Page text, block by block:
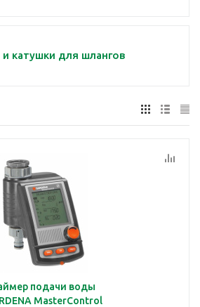
катушки для шлангов
подачи воды
MasterControl